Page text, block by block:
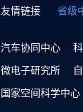
友情链接 省级
汽车协同中心
微电子研究所
国家空间科学中心